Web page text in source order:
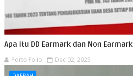
Apa itu DD Earmark dan Non Earmark
Porto Folio Dec 02, 2025